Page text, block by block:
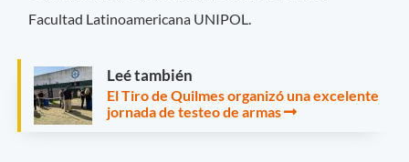
Facultad Latinoamericana UNIPOL.
Leé también
El Tiro de Quilmes organizó una excelente
jornada de testeo de armas